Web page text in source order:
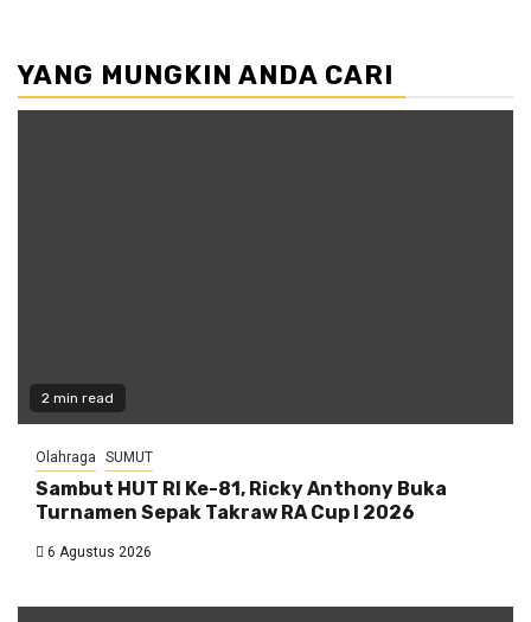
YANG MUNGKIN ANDA CARI
2 min read
Olahraga SUMUT
Sambut HUT RI Ke-81, Ricky Anthony Buka
Turnamen Sepak Takraw RA Cup I 2026
6 Agustus 2026